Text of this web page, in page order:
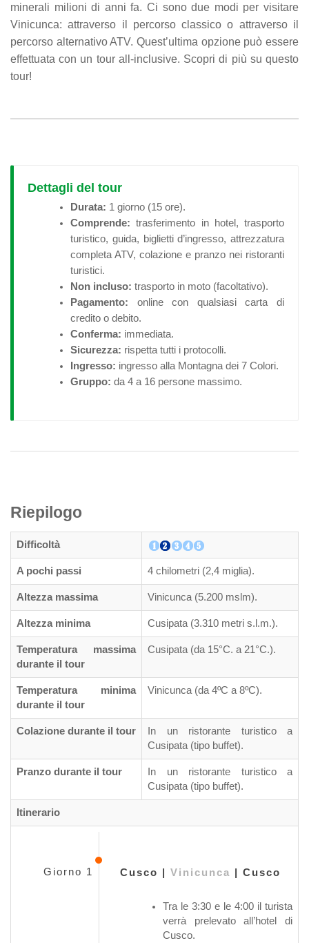
minerali milioni di anni fa. Ci sono due modi per visitare
Vinicunca: attraverso il percorso classico o attraverso il
percorso alternativo ATV. Quest’ultima opzione può essere
effettuata con un tour all-inclusive. Scopri di più su questo
tour!
Dettagli del tour
Durata: 1 giorno (15 ore).
Comprende: trasferimento in hotel, trasporto
turistico, guida, biglietti d’ingresso, attrezzatura
completa ATV, colazione e pranzo nei ristoranti
turistici.
Non incluso: trasporto in moto (facoltativo).
Pagamento: online con qualsiasi carta di
credito o debito.
Conferma: immediata.
Sicurezza: rispetta tutti i protocolli.
Ingresso: ingresso alla Montagna dei 7 Colori.
Gruppo: da 4 a 16 persone massimo.
Riepilogo
Difficoltà
A pochi passi 4 chilometri (2,4 miglia).
Altezza massima Vinicunca (5.200 mslm).
Altezza minima Cusipata (3.310 metri s.l.m.).
Temperatura massima
durante il tour
Cusipata (da 15°C. a 21°C.).
Temperatura minima
durante il tour
Vinicunca (da 4ºC a 8ºC).
Colazione durante il tour
In un ristorante turistico a
Cusipata (tipo buffet).
Pranzo durante il tour
In un ristorante turistico a
Cusipata (tipo buffet).
Itinerario
Giorno 1 Cusco | Vinicunca | Cusco
Tra le 3:30 e le 4:00 il turista
verrà prelevato all’hotel di
Cusco.